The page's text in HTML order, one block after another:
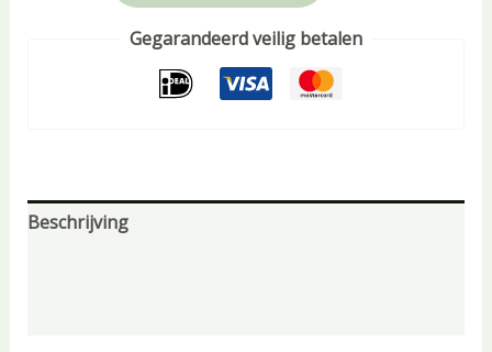
Gegarandeerd veilig betalen
Beschrijving